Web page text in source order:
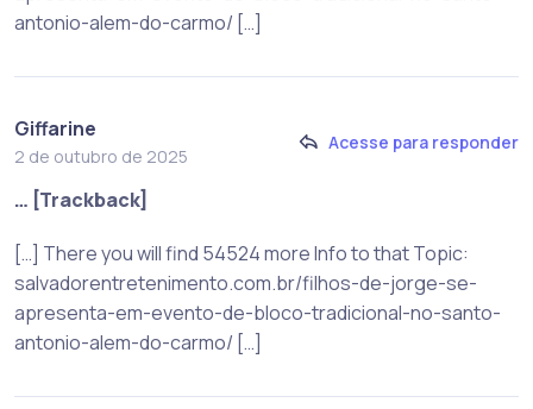
antonio-alem-do-carmo/ […]
Giffarine
2 de outubro de 2025
Acesse para responder
… [Trackback]
[…] There you will find 54524 more Info to that Topic:
salvadorentretenimento.com.br/filhos-de-jorge-se-
apresenta-em-evento-de-bloco-tradicional-no-santo-
antonio-alem-do-carmo/ […]